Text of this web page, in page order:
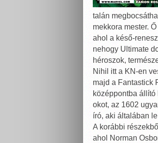
talán
mekkora mester.
ahol a késő-
nehogy Ultimate
héroszok,
Nihil itt a KN-en
majd a Fantastick
középpontba
okot, az 1602
író, aki általában
A korábbi
ahol Norman